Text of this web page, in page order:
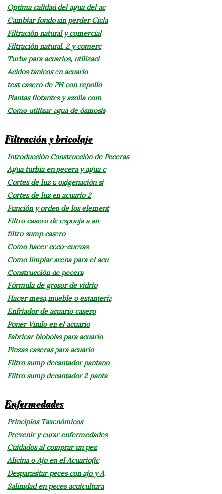
Optima calidad del agua del ac
Cambiar fondo sin perder Cicla
Filtración natural y comercial
Filtración natural. 2 y comerc
Turba para acuarios, utilizaci
Acidos tanicos en acuario
test casero de PH con repollo
Plantas flotantes y azolla com
Como utilizar agua de ósmosis
Filtración y bricolaje
Introducción Construcción de Peceras
Agua turbia en pecera y agua c
Cortes de luz u oxigenación si
Cortes de luz en acuario 2
Función y orden de los element
Filtro casero de esponja a air
filtro sump casero
Como hacer coco-cuevas
Como limpiar arena para el acu
Construcción de pecera
Fórmula de grosor de vidrio
Hacer mesa,mueble o estantería
Enfriador de acuario casero
Poner Vinilo en el acuario
Fabricar biobolas para acuario
Pinzas caseras para acuario
Filtro sump decantador pantano
Filtro sump decantador 2 panta
Enfermedades
Principios Taxonómicos
Prevenir y curar enfermedades
Cuidados al comprar un pez
Alicina o Ajo en el Acuario(ic
Desparasitar peces con ajo y A
Salinidad en peces acuicultura